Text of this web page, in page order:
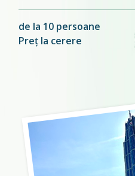
de la 10 persoane
Preț la cerere